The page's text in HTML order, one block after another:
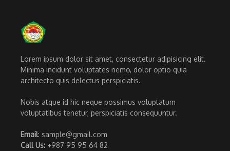
Lorem ipsum dolor sit amet, consectetur adipisicing elit.
Minima incidunt voluptates nemo, dolor optio quia
architecto quis delectus perspiciatis.
Nobis atque id hic neque possimus voluptatum
voluptatibus tenetur, perspiciatis consequuntur.
Email: sample@gmail.com
Call Us: +987 95 95 64 82